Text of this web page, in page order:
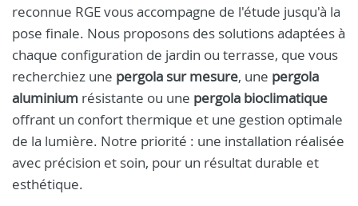
reconnue RGE vous accompagne de l'étude jusqu'à la
pose finale. Nous proposons des solutions adaptées à
chaque configuration de jardin ou terrasse, que vous
recherchiez une pergola sur mesure, une pergola
aluminium résistante ou une pergola bioclimatique
offrant un confort thermique et une gestion optimale
de la lumière. Notre priorité : une installation réalisée
avec précision et soin, pour un résultat durable et
esthétique.